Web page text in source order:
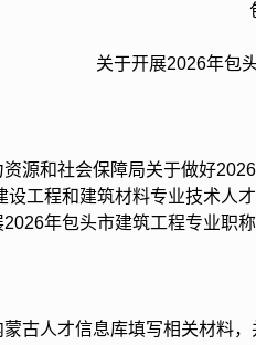
关于开展2026年包
和社会保障局关于做好2026
设工程和建筑材料专业技术人
年包头市建筑工程专业职
人才信息库填写相关材料，